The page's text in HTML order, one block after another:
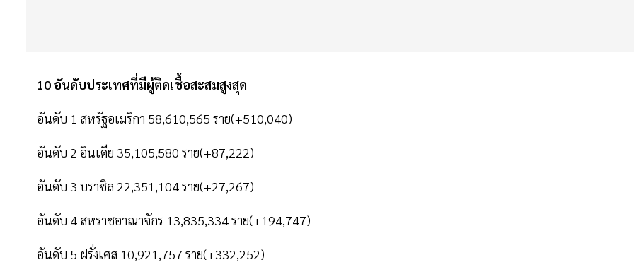
10 อันดับประเทศที่มีผู้ติดเชื้อสะสมสูงสุด
อันดับ 1 สหรัฐอเมริกา 58,610,565 ราย(+510,040)
อันดับ 2 อินเดีย 35,105,580 ราย(+87,222)
อันดับ 3 บราซิล 22,351,104 ราย(+27,267)
อันดับ 4 สหราชอาณาจักร 13,835,334 ราย(+194,747)
อันดับ 5 ฝรั่งเศส 10,921,757 ราย(+332,252)